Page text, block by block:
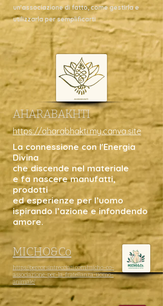
un'associazione di fatto, come gestirla e
utilizzarla per semplificarti
AHARABAKHTI
https://aharabhakti.my.canva.site
La connessione con l'Energia
Divina
che discende nel materiale
e fa nascere manufatti,
prodotti
ed esperienze per l’uomo
ispirando l’azione e infondendo
amore.
MICHO&Co
https://percorsintrecciati.com/micho-co-
associazione-per-la-fratellanza-uomo-
animale/